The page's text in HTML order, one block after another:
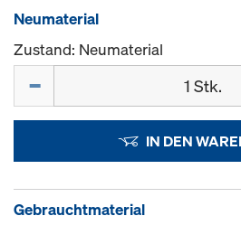
Neumaterial
Zustand: Neumaterial
IN DEN
Gebrauchtmaterial